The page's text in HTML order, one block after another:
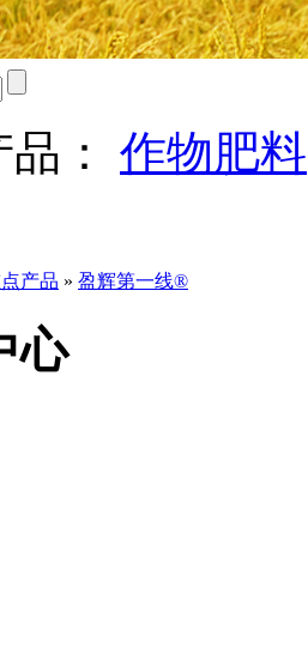
： 作物肥料
产品 » 盈辉第一线®
心